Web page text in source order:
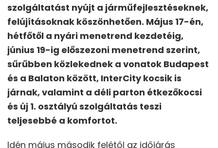
szolgáltatást nyújt a járműfejlesztéseknek,
felújításoknak köszönhetően. Május 17-én,
hétfőtől a nyári menetrend kezdetéig,
június 19-ig előszezoni menetrend szerint,
sűrűbben közlekednek a vonatok Budapest
és a Balaton között, InterCity kocsik is
járnak, valamint a déli parton étkezőkocsi
és új 1. osztályú szolgáltatás teszi
teljesebbé a komfortot.
Idén május második felétől az időjárás